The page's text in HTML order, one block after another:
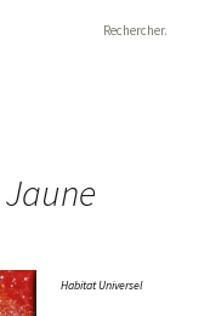
Habitat Universel